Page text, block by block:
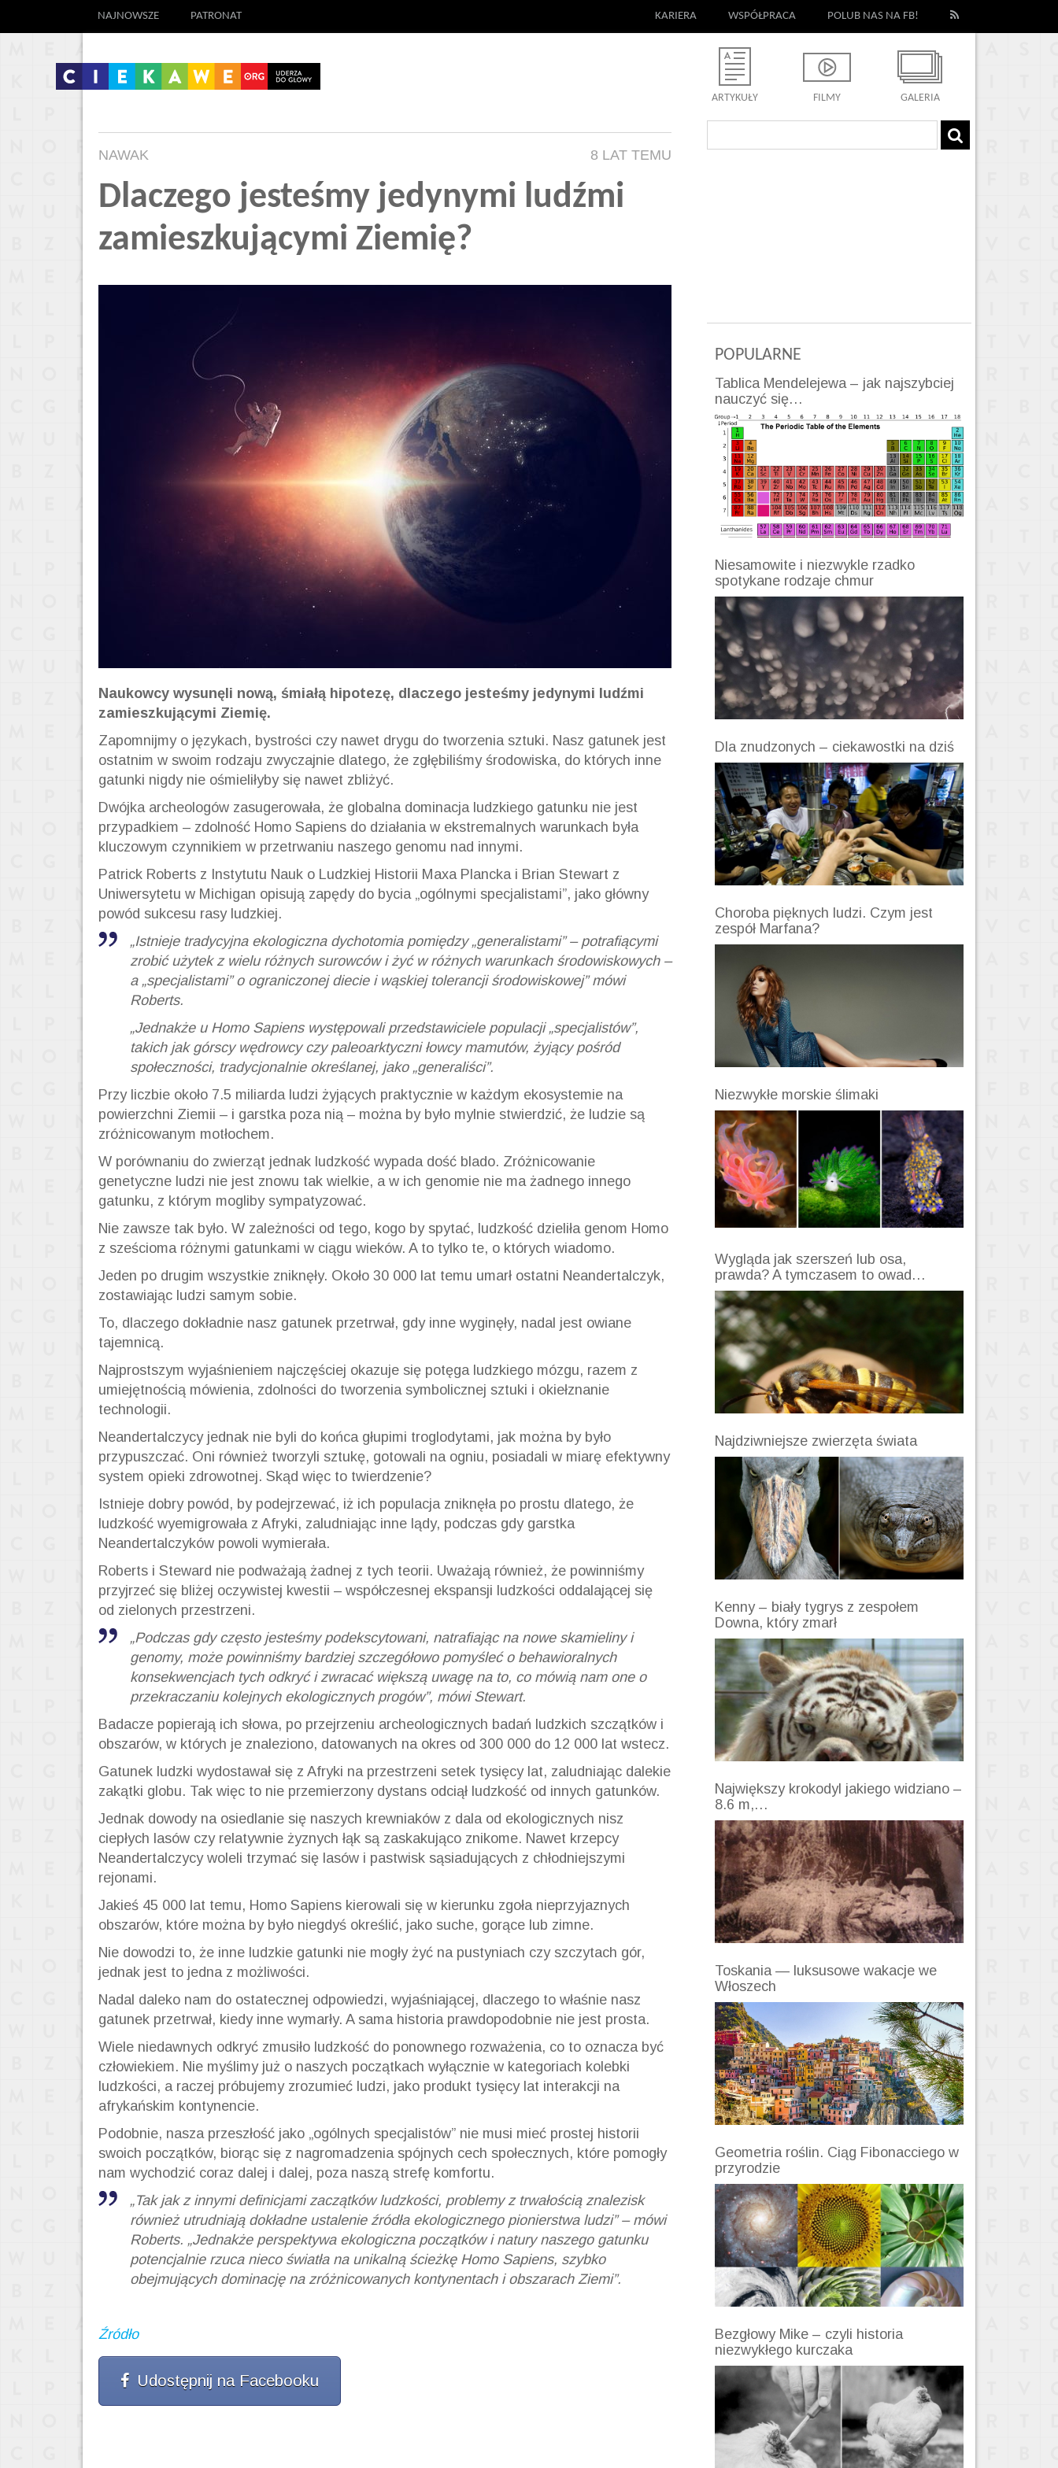
NAJNOWSZE PATRONAT KARIERA WSPÓŁPRACA POLUB NAS NA FB!
ARTYKUŁY FILMY GALERIA
NAWAK 8 LAT TEMU
Dlaczego jesteśmy jedynymi ludźmi
zamieszkującymi Ziemię?
Naukowcy wysunęli nową, śmiałą hipotezę, dlaczego jesteśmy jedynymi ludźmi
zamieszkującymi Ziemię.
Zapomnijmy o językach, bystrości czy nawet drygu do tworzenia sztuki. Nasz gatunek jest
ostatnim w swoim rodzaju zwyczajnie dlatego, że zgłębiliśmy środowiska, do których inne
gatunki nigdy nie ośmieliłyby się nawet zbliżyć.
Dwójka archeologów zasugerowała, że globalna dominacja ludzkiego gatunku nie jest
przypadkiem – zdolność Homo Sapiens do działania w ekstremalnych warunkach była
kluczowym czynnikiem w przetrwaniu naszego genomu nad innymi.
Patrick Roberts z Instytutu Nauk o Ludzkiej Historii Maxa Plancka i Brian Stewart z
Uniwersytetu w Michigan opisują zapędy do bycia „ogólnymi specjalistami”, jako główny
powód sukcesu rasy ludzkiej.
„Istnieje tradycyjna ekologiczna dychotomia pomiędzy „generalistami” – potrafiącymi
zrobić użytek z wielu różnych surowców i żyć w różnych warunkach środowiskowych –
a „specjalistami” o ograniczonej diecie i wąskiej tolerancji środowiskowej” mówi
Roberts.
„Jednakże u Homo Sapiens występowali przedstawiciele populacji „specjalistów”,
takich jak górscy wędrowcy czy paleoarktyczni łowcy mamutów, żyjący pośród
społeczności, tradycjonalnie określanej, jako „generaliści”.
Przy liczbie około 7.5 miliarda ludzi żyjących praktycznie w każdym ekosystemie na
powierzchni Ziemii – i garstka poza nią – można by było mylnie stwierdzić, że ludzie są
zróżnicowanym motłochem.
W porównaniu do zwierząt jednak ludzkość wypada dość blado. Zróżnicowanie
genetyczne ludzi nie jest znowu tak wielkie, a w ich genomie nie ma żadnego innego
gatunku, z którym mogliby sympatyzować.
Nie zawsze tak było. W zależności od tego, kogo by spytać, ludzkość dzieliła genom Homo
z sześcioma różnymi gatunkami w ciągu wieków. A to tylko te, o których wiadomo.
Jeden po drugim wszystkie zniknęły. Około 30 000 lat temu umarł ostatni Neandertalczyk,
zostawiając ludzi samym sobie.
To, dlaczego dokładnie nasz gatunek przetrwał, gdy inne wyginęły, nadal jest owiane
tajemnicą.
Najprostszym wyjaśnieniem najczęściej okazuje się potęga ludzkiego mózgu, razem z
umiejętnością mówienia, zdolności do tworzenia symbolicznej sztuki i okiełznanie
technologii.
Neandertalczycy jednak nie byli do końca głupimi troglodytami, jak można by było
przypuszczać. Oni również tworzyli sztukę, gotowali na ogniu, posiadali w miarę efektywny
system opieki zdrowotnej. Skąd więc to twierdzenie?
Istnieje dobry powód, by podejrzewać, iż ich populacja zniknęła po prostu dlatego, że
ludzkość wyemigrowała z Afryki, zaludniając inne lądy, podczas gdy garstka
Neandertalczyków powoli wymierała.
Roberts i Steward nie podważają żadnej z tych teorii. Uważają również, że powinniśmy
przyjrzeć się bliżej oczywistej kwestii – współczesnej ekspansji ludzkości oddalającej się
od zielonych przestrzeni.
„Podczas gdy często jesteśmy podekscytowani, natrafiając na nowe skamieliny i
genomy, może powinniśmy bardziej szczegółowo pomyśleć o behawioralnych
konsekwencjach tych odkryć i zwracać większą uwagę na to, co mówią nam one o
przekraczaniu kolejnych ekologicznych progów”, mówi Stewart.
Badacze popierają ich słowa, po przejrzeniu archeologicznych badań ludzkich szczątków i
obszarów, w których je znaleziono, datowanych na okres od 300 000 do 12 000 lat wstecz.
Gatunek ludzki wydostawał się z Afryki na przestrzeni setek tysięcy lat, zaludniając dalekie
zakątki globu. Tak więc to nie przemierzony dystans odciął ludzkość od innych gatunków.
Jednak dowody na osiedlanie się naszych krewniaków z dala od ekologicznych nisz
ciepłych lasów czy relatywnie żyznych łąk są zaskakująco znikome. Nawet krzepcy
Neandertalczycy woleli trzymać się lasów i pastwisk sąsiadujących z chłodniejszymi
rejonami.
Jakieś 45 000 lat temu, Homo Sapiens kierowali się w kierunku zgoła nieprzyjaznych
obszarów, które można by było niegdyś określić, jako suche, gorące lub zimne.
Nie dowodzi to, że inne ludzkie gatunki nie mogły żyć na pustyniach czy szczytach gór,
jednak jest to jedna z możliwości.
Nadal daleko nam do ostatecznej odpowiedzi, wyjaśniającej, dlaczego to właśnie nasz
gatunek przetrwał, kiedy inne wymarły. A sama historia prawdopodobnie nie jest prosta.
Wiele niedawnych odkryć zmusiło ludzkość do ponownego rozważenia, co to oznacza być
człowiekiem. Nie myślimy już o naszych początkach wyłącznie w kategoriach kolebki
ludzkości, a raczej próbujemy zrozumieć ludzi, jako produkt tysięcy lat interakcji na
afrykańskim kontynencie.
Podobnie, nasza przeszłość jako „ogólnych specjalistów” nie musi mieć prostej historii
swoich początków, biorąc się z nagromadzenia spójnych cech społecznych, które pomogły
nam wychodzić coraz dalej i dalej, poza naszą strefę komfortu.
„Tak jak z innymi definicjami zaczątków ludzkości, problemy z trwałością znalezisk
również utrudniają dokładne ustalenie źródła ekologicznego pionierstwa ludzi” – mówi
Roberts. „Jednakże perspektywa ekologiczna początków i natury naszego gatunku
potencjalnie rzuca nieco światła na unikalną ścieżkę Homo Sapiens, szybko
obejmujących dominację na zróżnicowanych kontynentach i obszarach Ziemi”.
Źródło
Udostępnij na Facebooku
POPULARNE
Tablica Mendelejewa – jak najszybciej
nauczyć się…
Niesamowite i niezwykle rzadko
spotykane rodzaje chmur
Dla znudzonych – ciekawostki na dziś
Choroba pięknych ludzi. Czym jest
zespół Marfana?
Niezwykłe morskie ślimaki
Wygląda jak szerszeń lub osa,
prawda? A tymczasem to owad…
Najdziwniejsze zwierzęta świata
Kenny – biały tygrys z zespołem
Downa, który zmarł
Największy krokodyl jakiego widziano –
8.6 m,…
Toskania — luksusowe wakacje we
Włoszech
Geometria roślin. Ciąg Fibonacciego w
przyrodzie
Bezgłowy Mike – czyli historia
niezwykłego kurczaka